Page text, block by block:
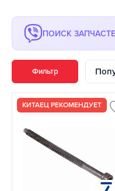
ПОИСК
Фильтр
КИТАЕЦ РЕКОМЕНДУЕТ